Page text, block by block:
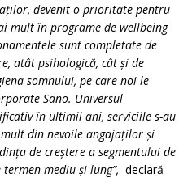
devenit o prioritate pentru
mult în programe de wellbeing
sunt completate de
atât psihologică, cât și de
somnului, pe care noi le
Sano. Universul
în ultimii ani, serviciile s-au
din nevoile angajaților și
de creștere a segmentului de
termen mediu și lung”, declară